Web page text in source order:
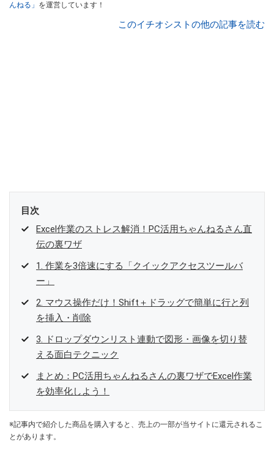
んねる」 を運営しています！
このイチオシストの他の記事を読む
目次
Excel作業のストレス解消！PC活用ちゃんねるさん直
伝の裏ワザ
1. 作業を3倍速にする「クイックアクセスツールバ
ー」
2. マウス操作だけ！Shift＋ドラッグで簡単に行と列
を挿入・削除
3. ドロップダウンリスト連動で図形・画像を切り替
える面白テクニック
まとめ：PC活用ちゃんねるさんの裏ワザでExcel作業
を効率化しよう！
※記事内で紹介した商品を購入すると、売上の一部が当サイトに還元されるこ
とがあります。